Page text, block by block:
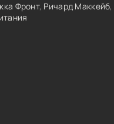
Фронт, Ричард Маккейб,